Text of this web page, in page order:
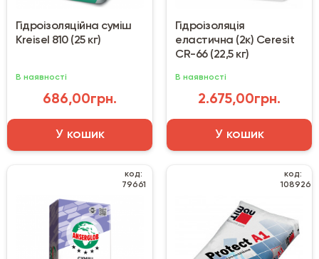
Гідроізоляційна суміш
Kreisel 810 (25 кг)
В наявності
686,00грн.
У кошик
Гідроізоляція
еластична (2к) Ceresit
CR-66 (22,5 кг)
В наявності
2.675,00грн.
У кошик
код:
79661
код:
108926